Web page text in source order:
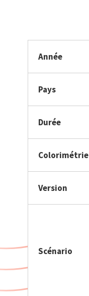
Année
Pays
Durée
Colorimétrie
Version
Scénario